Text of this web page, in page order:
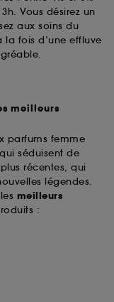
Vous désirez un
aux soins du
fois d’une effluve
meilleurs
parfums femme
séduisent de
récentes, qui
légendes.
meilleurs
: